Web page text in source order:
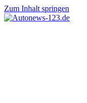
Zum Inhalt springen